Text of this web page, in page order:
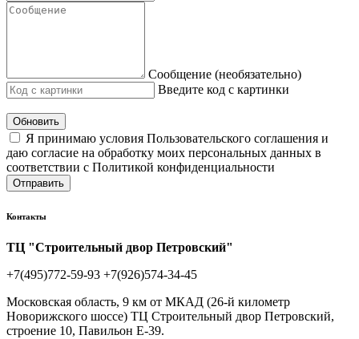
Сообщение (необязательно)
Введите код с картинки
Обновить
Я принимаю условия Пользовательского соглашения и
даю согласие на обработку моих персональных данных в
соответствии с Политикой конфиденциальности
Отправить
Контакты
ТЦ "Строительный двор Петровский"
+7(495)772-59-93 +7(926)574-34-45
Московская область, 9 км от МКАД (26-й километр
Новорижского шоссе) ТЦ Строительный двор Петровский,
строение 10, Павильон Е-39.